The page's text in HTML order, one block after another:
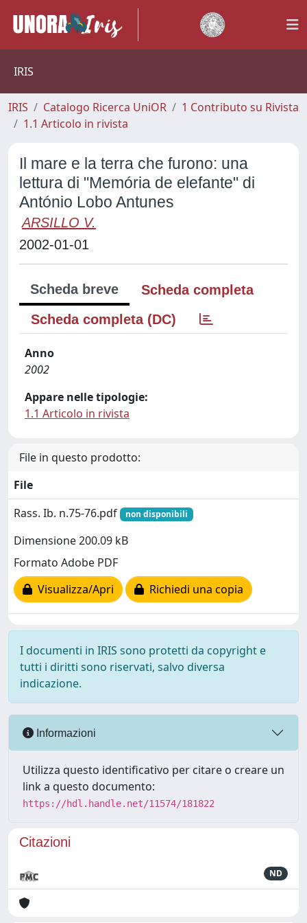
IRIS
IRIS Catalogo Ricerca UniOR
1 Contributo su Rivista
1.1 Articolo in rivista
Il mare e la terra che furono: una
lettura di "Memória de elefante" di
António Lobo Antunes
ARSILLO V.
2002-01-01
Scheda breve
Scheda completa
Scheda completa (DC)
Anno
2002
Appare nelle tipologie:
1.1 Articolo in rivista
File in questo prodotto:
File
Rass. Ib. n.75-76.pdf
non disponibili
Dimensione 200.09 kB
Formato Adobe PDF
Visualizza/Apri
Richiedi una copia
I documenti in IRIS sono protetti da copyright e
tutti i diritti sono riservati, salvo diversa
indicazione.
Informazioni
Utilizza questo identificativo per citare o creare un
link a questo documento:
https://hdl.handle.net/11574/181822
Citazioni
ND